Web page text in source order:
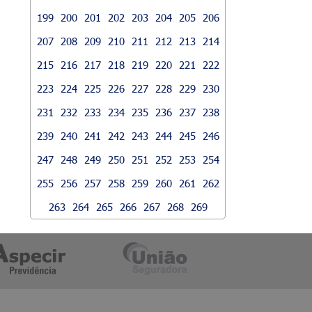
199
200 201 202 203 204 205
206
207
208 209 210 211 212 213
214
215
216 217 218 219 220 221
222
223
224 225 226 227 228 229
230
231
232 233 234 235 236 237
238
239
240 241 242 243 244 245
246
247
248 249 250 251 252 253
254
255
256 257 258 259 260 261
262
263
264 265 266 267 268 269